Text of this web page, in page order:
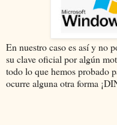
En nuestro caso es así y no
su clave oficial por algún
todo lo que hemos probado
ocurre alguna otra forma